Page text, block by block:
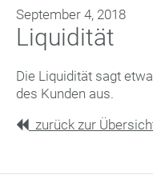
September 4, 2018
Liquidität
Die Liquidität sagt
des Kunden aus.
zurück zur